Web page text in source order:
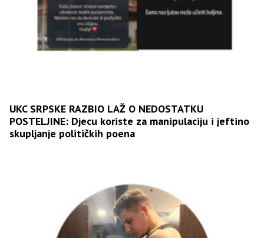
UKC SRPSKE RAZBIO LAŽ O NEDOSTATKU
POSTELJINE: Djecu koriste za manipulaciju i jeftino
skupljanje političkih poena